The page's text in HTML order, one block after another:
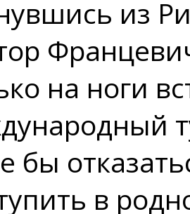
из
на ноги
бы
в